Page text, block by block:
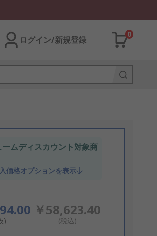
ログイン/新規登録
0
ームディスカウント対象商
価格オプションを表示
)
￥58,623.40
(税込)